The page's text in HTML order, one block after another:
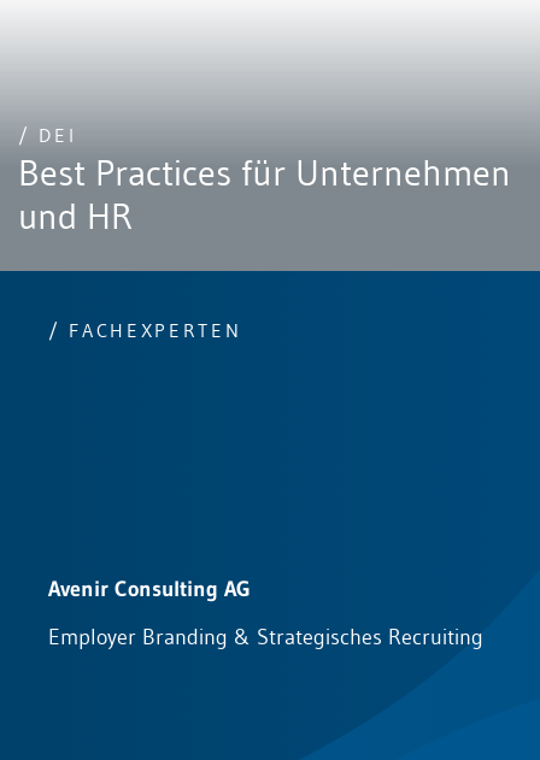
/ DEI
Best Practices für Unternehmen
und HR
/ FACHEXPERTEN
Avenir Consulting AG
Employer Branding & Strategisches Recruiting